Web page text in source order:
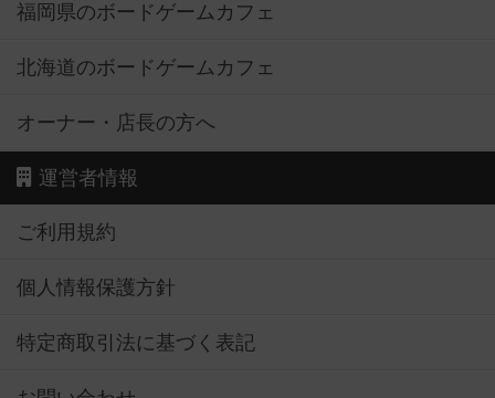
福岡県のボードゲームカフェ
北海道のボードゲームカフェ
オーナー・店長の方へ
運営者情報
ご利用規約
個人情報保護方針
特定商取引法に基づく表記